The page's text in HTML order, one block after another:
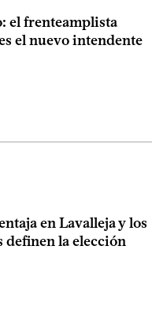
el frenteamplista
el nuevo intendente
en Lavalleja y los
definen la elección